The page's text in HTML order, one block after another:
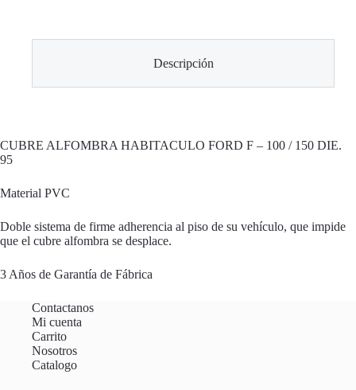
Descripción
CUBRE ALFOMBRA HABITACULO FORD F – 100 / 150 DIE.
95
Material PVC
Doble sistema de firme adherencia al piso de su vehículo, que impide
que el cubre alfombra se desplace.
3 Años de Garantía de Fábrica
Contactanos
Mi cuenta
Carrito
Nosotros
Catalogo